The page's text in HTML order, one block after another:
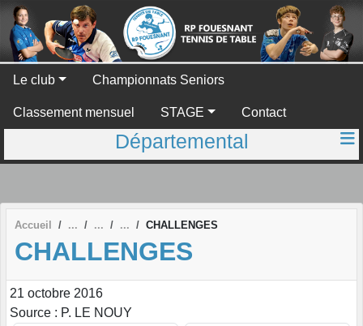
Le club Championnats Seniors
Classement mensuel STAGE Contact
Départemental
Accueil CHALLENGES
CHALLENGES
21 octobre 2016
Source : P. LE NOUY
Panneau de gestion des cookies